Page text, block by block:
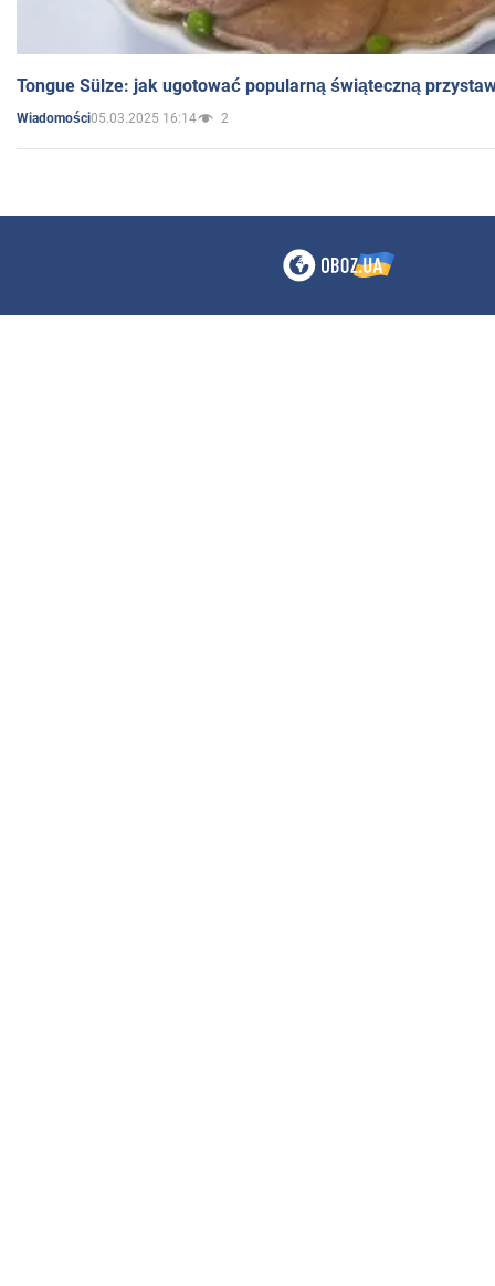
Tongue Sülze: jak ugotować popularną świąteczną
Wiadomości05.03.2025 16:14 2